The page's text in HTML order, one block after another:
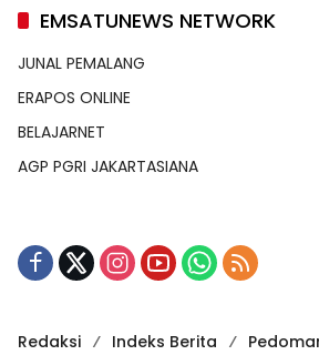
EMSATUNEWS NETWORK
JUNAL PEMALANG
ERAPOS ONLINE
BELAJARNET
AGP PGRI JAKARTASIANA
Redaksi Indeks Berita